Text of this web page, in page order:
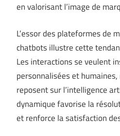
en valorisant l’image de
L’essor des plateformes de
chatbots illustre cette
Les interactions se veulent
personnalisées et
reposent sur l’intelligence
dynamique favorise la
et renforce la satisfaction